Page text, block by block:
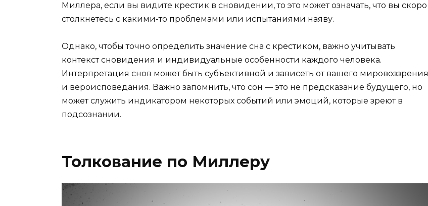
Миллера, если вы видите крестик в сновидении, то это может означать, что вы скоро
столкнетесь с какими-то проблемами или испытаниями наяву.
Однако, чтобы точно определить значение сна с крестиком, важно учитывать
контекст сновидения и индивидуальные особенности каждого человека.
Интерпретация снов может быть субъективной и зависеть от вашего мировоззрения
и вероисповедания. Важно запомнить, что сон — это не предсказание будущего, но
может служить индикатором некоторых событий или эмоций, которые зреют в
подсознании.
Толкование по Миллеру